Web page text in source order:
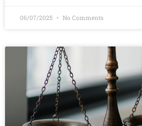
06/07/2025 No Comments